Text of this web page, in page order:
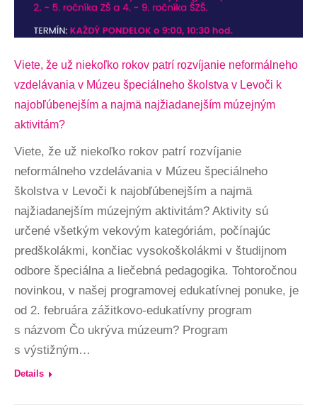
Viete, že už niekoľko rokov patrí rozvíjanie neformálneho
vzdelávania v Múzeu špeciálneho školstva v Levoči k
najobľúbenejším a najmä najžiadanejším múzejným
aktivitám?
Viete, že už niekoľko rokov patrí rozvíjanie
neformálneho vzdelávania v Múzeu špeciálneho
školstva v Levoči k najobľúbenejším a najmä
najžiadanejším múzejným aktivitám? Aktivity sú
určené všetkým vekovým kategóriám, počínajúc
predškolákmi, končiac vysokoškolákmi v študijnom
odbore špeciálna a liečebná pedagogika. Tohtoročnou
novinkou, v našej programovej edukatívnej ponuke, je
od 2. februára zážitkovo-edukatívny program
s názvom Čo ukrýva múzeum? Program
s výstižným…
Details